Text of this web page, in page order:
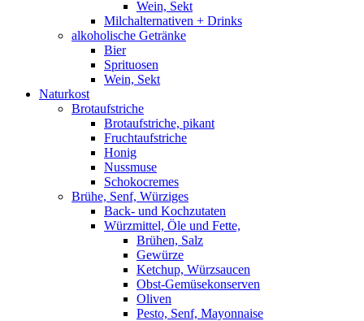
Wein, Sekt
Milchalternativen + Drinks
alkoholische Getränke
Bier
Sprituosen
Wein, Sekt
Naturkost
Brotaufstriche
Brotaufstriche, pikant
Fruchtaufstriche
Honig
Nussmuse
Schokocremes
Brühe, Senf, Würziges
Back- und Kochzutaten
Würzmittel, Öle und Fette,
Brühen, Salz
Gewürze
Ketchup, Würzsaucen
Obst-Gemüsekonserven
Oliven
Pesto, Senf, Mayonnaise